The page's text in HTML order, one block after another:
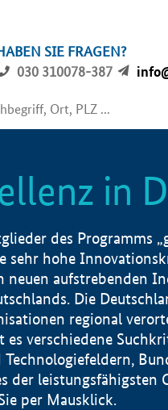
SIE FRAGEN?
030 310078-387
in
des Programms
sehr hohe
neuen aufstrebenden
Die
regional
verschiedene
der
per Mausklick.